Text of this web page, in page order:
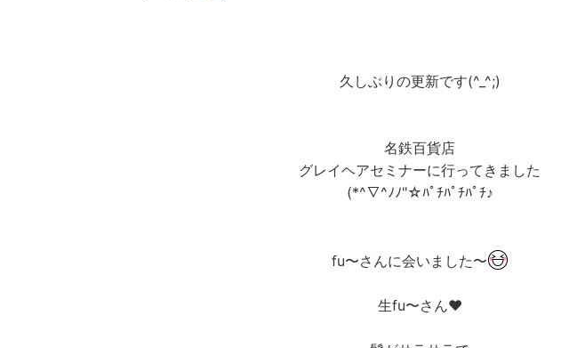
久しぶりの更新です(^_^;)
名鉄百貨店
グレイヘアセミナーに行ってきました
(*^∇^ﾉﾉ"☆ﾊﾟﾁﾊﾟﾁﾊﾟﾁ♪
fu〜さんに会いました〜
生fu〜さん❤